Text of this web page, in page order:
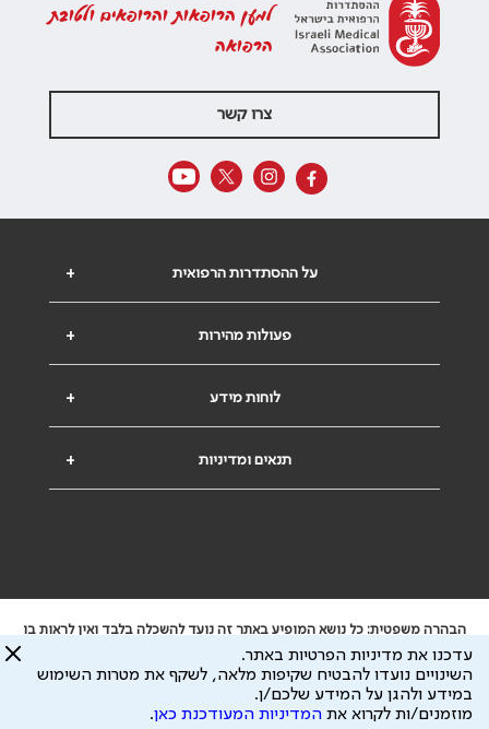
למען הרופאות והרופאים ולטובת
הרפואה
צרו קשר
+ על ההסתדרות הרפואית
+ פעולות מהירות
+ לוחות מידע
+ תנאים ומדיניות
הבהרה משפטית: כל נושא המופיע באתר זה נועד להשכלה בלבד ואין לראות בו
ייעוץ רפואי או משפטי. אין הר"י אחראית לתוכן המתפרסם באתר זה ולכל נזק
שעלול להיגרם.
ידוע לי שהר"י אוספת ושומרת מידע אישי לצורך מתן השרות וכי חלק ממנו עשוי
להיות מועבר לצדדים שלישיים, הכל בכפוף למדיניות הפרטיות
עדכנו את מדיניות הפרטיות באתר.
השינויים נועדו להבטיח שקיפות מלאה, לשקף את מטרות השימוש
במידע ולהגן על המידע שלכם/ן.
מוזמנים/ות לקרוא את המדיניות המעודכנת כאן.